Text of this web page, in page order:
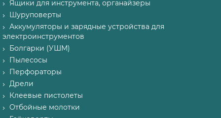
Ящики для инструмента, органайзеры
Шуруповерты
Аккумуляторы и зарядные устройства для
электроинструментов
Болгарки (УШМ)
Пылесосы
Перфораторы
Дрели
Клеевые пистолеты
Отбойные молотки